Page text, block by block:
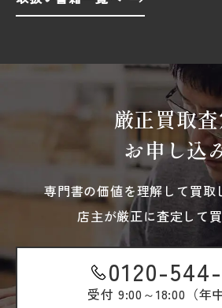
厳正買取
お申し込
専門書の価値を理解して買取
店主が厳正に査定して買
0120-
受付 9:00～18:00（年